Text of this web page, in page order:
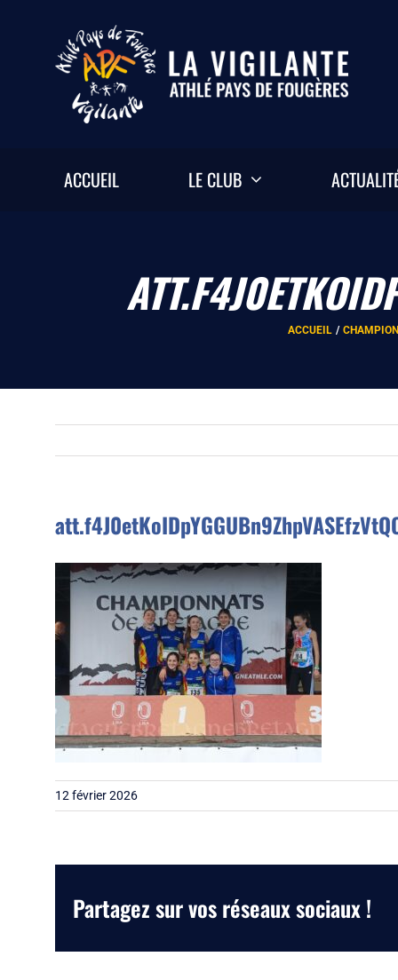
contenu
ACCUEIL LE CLUB
ACCUEIL
12 février 2026
Partagez sur vos réseaux sociaux !